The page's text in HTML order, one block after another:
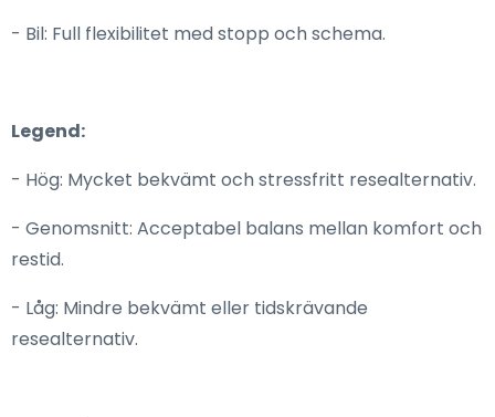
- Bil: Full flexibilitet med stopp och schema.
Legend:
- Hög: Mycket bekvämt och stressfritt resealternativ.
- Genomsnitt: Acceptabel balans mellan komfort och
restid.
- Låg: Mindre bekvämt eller tidskrävande
resealternativ.